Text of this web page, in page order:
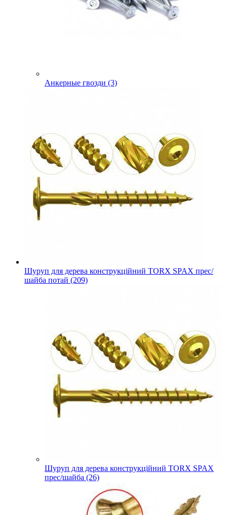
Анкерные гвозди (3)
Шуруп для дерева конструкційний TORX SPAX прес/
шайба потай (209)
Шуруп для дерева конструкційний TORX SPAX
прес/шайба (26)